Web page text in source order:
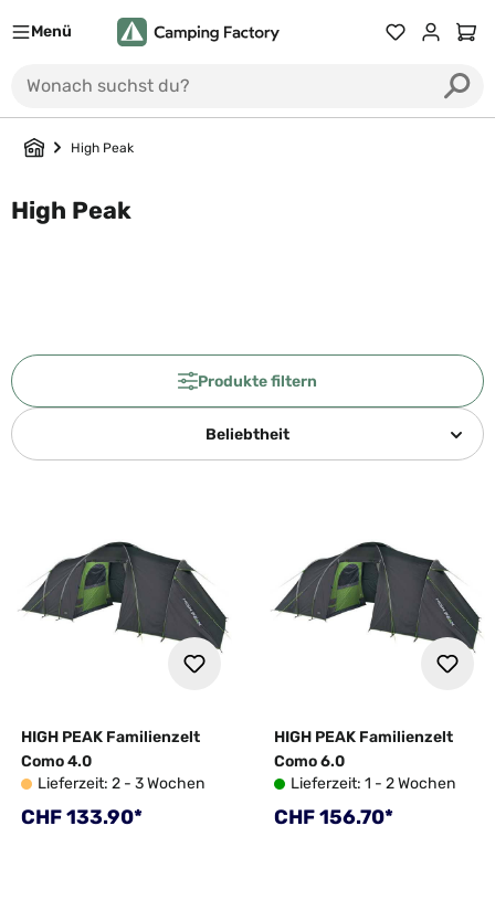
Menü Du hast 0
High Peak
High Peak
Produkte filtern
Beliebtheit
HIGH PEAK Familienzelt
Como 4.0
Lieferzeit: 2 - 3 Wochen
Regulärer Preis:
CHF 133.90*
HIGH PEAK Familienzelt
Como 6.0
Lieferzeit: 1 - 2 Wochen
Regulärer Preis:
CHF 156.70*